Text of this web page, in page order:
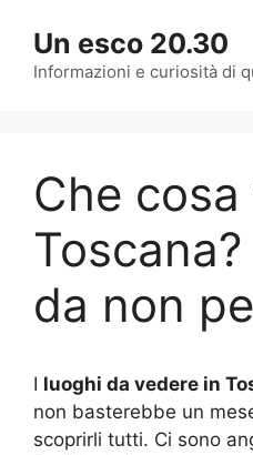
contenuto
Un esco 20.30
Informazioni e curiosità di
Che
da non
I luoghi da vedere in
non basterebbe un
scoprirli tutti. Ci sono